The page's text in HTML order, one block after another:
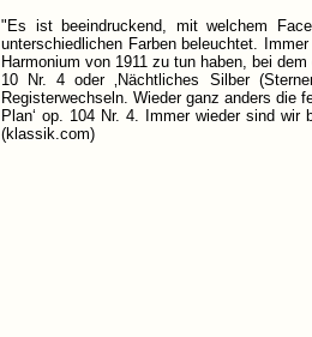
"Es ist beeindruckend, mit welchem
unterschiedlichen Farben beleuchtet.
Harmonium von 1911 zu tun haben, bei
10 Nr. 4 oder ‚Nächtliches Silber
Registerwechseln. Wieder ganz anders die
Plan‘ op. 104 Nr. 4. Immer wieder sind
(klassik.com)